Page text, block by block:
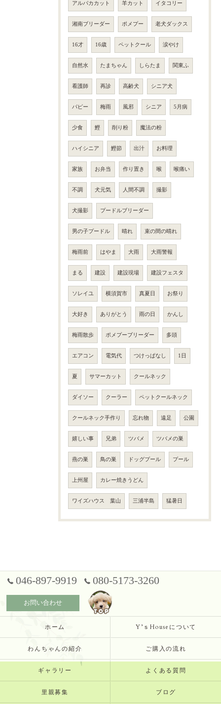
アルパカカット 羊カット イタコリー
湘南ブリーダー ポメプー 老犬ダックス
16才 16歳 ペットクール 涙やけ
自然水 たまちゃん しらたま 関東ふ
看護師 再診 高齢犬 シニア犬
パピー 梅雨 風邪 シニア 5月病
少食 鰹 削り粉 魔法の粉
ハイシニア 鰹節 出汁 お料理
家族 お弁当 作り置き 喉 喉痛い
不調 犬元気 人間不調 撮影
犬撮影 プードルブリーダー
男の子プードル 晴れ 束の間の晴れ
梅雨前 はやま 大雨 大雨警報
まる 建設 建設現場 建設フェスタ
ソレイユ 横須賀市 真夏日 お祭り
大好き ありがとう 雨の日 かんし
梅雨散歩 ポメプーブリーダー 多頭
エアコン 電気代 つけっぱなし 1日
夏 サマーカット クールネック
ダイソー クーラー ペットクールネック
クールネック手作り 忘れ物 遠足 公園
嬉しい事 兄弟 ツバメ ツバメの巣
燕の巣 鳥の巣 ドッグプール プール
上州屋 カレー焼きうどん
ワイズハウス 葉山 三浦半島 猛暑日
046-897-9919 080-5173-3260
お問い合わせ
ホーム Y’ｓHouseについて
わんちゃんの紹介 ご購入の流れ
ギャラリー よくある質問
里親募集 ブログ